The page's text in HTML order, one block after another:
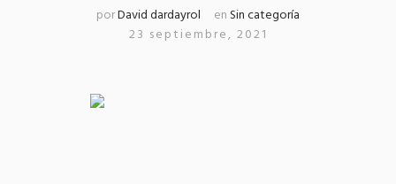
porDavid dardayrol en Sin categoría
23 septiembre, 2021